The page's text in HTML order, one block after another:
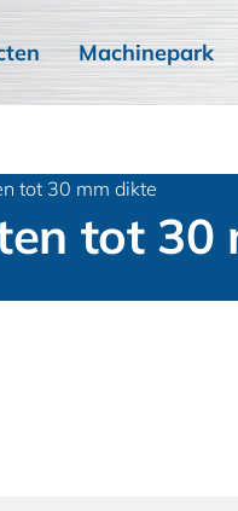
Machinepark
tot 30 mm dikte
tot 30